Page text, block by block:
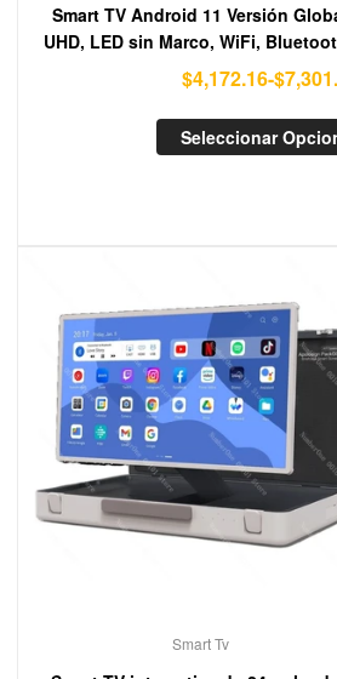
Smart TV Android 11 Versión
UHD, LED sin Marco, WiFi,
Google Play,
$4,172.16-$
Seleccionar
Smart Tv